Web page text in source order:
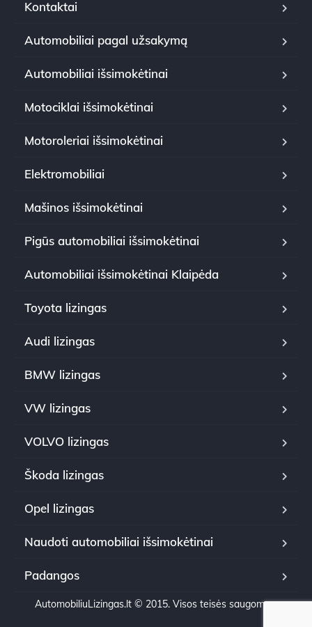
Kontaktai
Automobiliai pagal užsakymą
Automobiliai išsimokėtinai
Motociklai išsimokėtinai
Motoroleriai išsimokėtinai
Elektromobiliai
Mašinos išsimokėtinai
Pigūs automobiliai išsimokėtinai
Automobiliai išsimokėtinai Klaipėda
Toyota lizingas
Audi lizingas
BMW lizingas
VW lizingas
VOLVO lizingas
Škoda lizingas
Opel lizingas
Naudoti automobiliai išsimokėtinai
Padangos
AutomobiliuLizingas.lt © 2015. Visos teisės saugomos.